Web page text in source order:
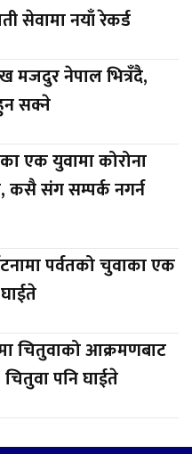
सेवामा नयाँ रेकर्ड
मजदुर नेपाल भित्रँदै,
सक्ने
एक युवामा कोरोना
संग सम्पर्क नगर्न
पर्वतको चुवाका एक
चितुवाको आक्रमणबाट
पनि घाईते